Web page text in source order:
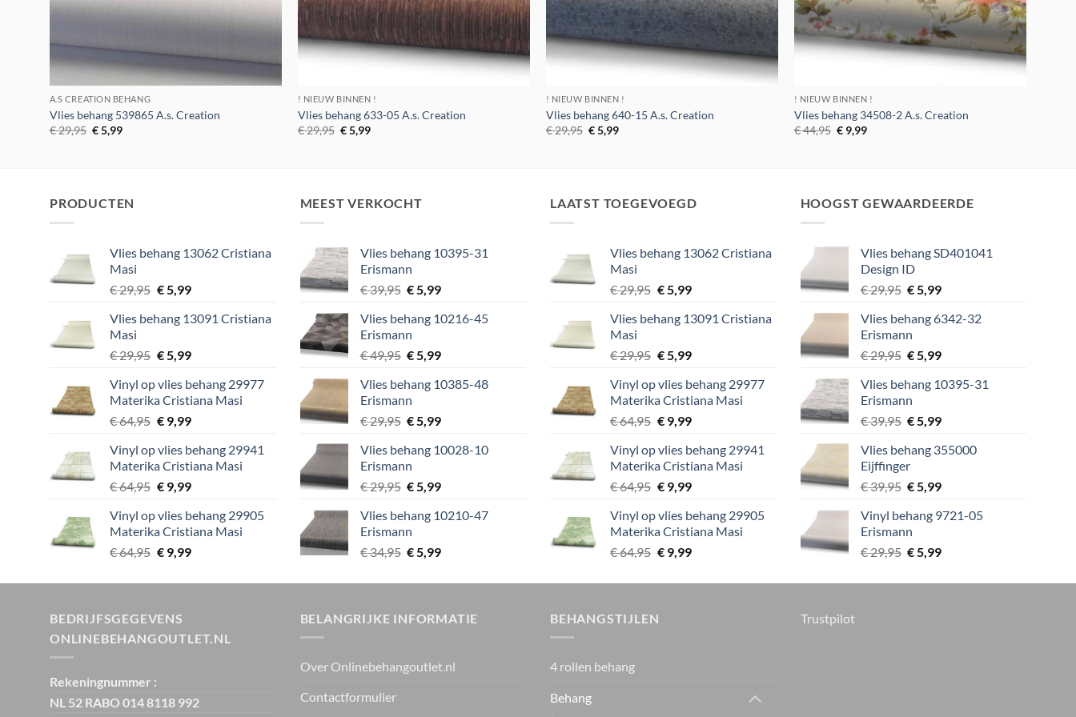
A.S CREATION BEHANG
Vlies behang 539865 A.s. Creation
€29,95 Oorspronkelijke
prijs
€5,99Huidige
! NIEUW BINNEN !
Vlies behang 633-05 A.s. Creation
€29,95 Oorspronkelijke
prijs
€5,99Huidige
! NIEUW BINNEN !
Vlies behang 640-15 A.s. Creation
€29,95 Oorspronkelijke
prijs
€5,99Huidige
! NIEUW BINNEN !
Vlies behang 34508-2 A.s. Creation
€44,95 Oorspronkelijke
prijs
€ 9,99Huidige
PRODUCTEN
Vlies behang 13062 Cristiana
Masi
€29,95 Oorspronkelijke
was:
€5,99Huidige
is:
Vlies behang 13091 Cristiana
Masi
€29,95 Oorspronkelijke
was:
€ 29,95.
€5,99Huidige
is:
€ 5,99.
Vinyl op vlies behang 29977
Materika Cristiana Masi
€64,95 Oorspronkelijke
was:
€ 64,95.
€9,99Huidige
is:
€ 9,99.
Vinyl op vlies behang 29941
Materika Cristiana Masi
€64,95 Oorspronkelijke
was:
€ 64,95.
€9,99Huidige
is:
€ 9,99.
Vinyl op vlies behang 29905
Materika Cristiana Masi
€64,95 Oorspronkelijke
was:
€9,99Huidige
is:
MEEST VERKOCHT
Vlies behang 10395-31
Erismann
€39,95 Oorspronkelijke
was:
€ 39,95.
€ 5,99Huidige
is:
Vlies behang 10216-45
Erismann
€49,95 Oorspronkelijke
was:
€ 49,95.
€ 5,99Huidige
is:
Vlies behang 10385-48
Erismann
€29,95 Oorspronkelijke
was:
€ 29,95.
€ 5,99Huidige
is:
Vlies behang 10028-10
Erismann
€29,95 Oorspronkelijke
was:
€ 29,95.
€ 5,99Huidige
is:
Vlies behang 10210-47
Erismann
€34,95 Oorspronkelijke
was:
€ 5,99Huidige
is:
LAATST TOEGEVOEGD
Vlies behang 13062 Cristiana
Masi
€29,95 Oorspronkelijke
was:
€5,99Huidige
is:
Vlies behang 13091 Cristiana
Masi
€29,95 Oorspronkelijke
was:
€ 29,95.
€5,99Huidige
is:
€ 5,99.
Vinyl op vlies behang 29977
Materika Cristiana Masi
€64,95 Oorspronkelijke
was:
€ 64,95.
€9,99Huidige
is:
€ 9,99.
Vinyl op vlies behang 29941
Materika Cristiana Masi
€64,95 Oorspronkelijke
was:
€ 64,95.
€9,99Huidige
is:
€ 9,99.
Vinyl op vlies behang 29905
Materika Cristiana Masi
€64,95 Oorspronkelijke
was:
€9,99Huidige
is:
HOOGST GEWAARDEERDE
Vlies behang SD401041
Design ID
€29,95 Oorspronkelijke
was:
€ 29,95.
€ 5,99Huidige
is:
Vlies behang 6342-32
Erismann
€29,95 Oorspronkelijke
was:
€ 29,95.
€ 5,99Huidige
is:
Vlies behang 10395-31
Erismann
€39,95 Oorspronkelijke
was:
€ 39,95.
€ 5,99Huidige
is:
Vlies behang 355000
Eijffinger
€39,95 Oorspronkelijke
was:
€ 39,95.
€ 5,99Huidige
is:
Vinyl behang 9721-05
Erismann
€29,95 Oorspronkelijke
was:
€ 5,99Huidige
is:
BEDRIJFSGEGEVENS
ONLINEBEHANGOUTLET.NL
Rekeningnummer :
NL 52 RABO 014 8118 992
BELANGRIJKE INFORMATIE
Over Onlinebehangoutlet.nl
Contactformulier
BEHANGSTIJLEN
4 rollen behang
Behang
Trustpilot